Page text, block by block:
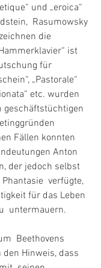
und „eroica“
Rasumowsky
die
ist
für
„Pastorale“
etc. wurden
geschäftstüchtigen
Fällen konnten
Anton
der jedoch selbst
verfügte,
für das Leben
untermauern.
Beethovens
Hinweis, dass